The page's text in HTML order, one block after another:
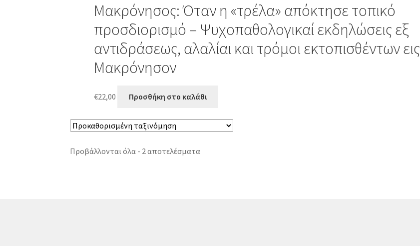
Μακρόνησος: Όταν η «τρέλα» απόκτησε τοπικό
προσδιορισμό – Ψυχοπαθολογικαί εκδηλώσεις εξ
αντιδράσεως, αλαλίαι και τρόμοι εκτοπισθέντων εις
Μακρόνησον
€22,00 Προσθήκη στο καλάθι
Προβάλλονται όλα - 2 αποτελέσματα